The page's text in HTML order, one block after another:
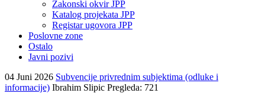
Zakonski okvir JPP
Katalog projekata JPP
Registar ugovora JPP
Poslovne zone
Ostalo
Javni pozivi
04 Juni 2026 Subvencije privrednim subjektima (odluke i
informacije) Ibrahim Slipic Pregleda: 721